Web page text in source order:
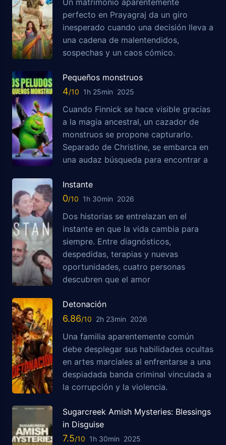
perfecto en Prayagraj da un giro
inesperado cuando una decisión lleva a
una cadena de malentendidos,
sospechas y un caos cómico.
Pequeños monstruos
4 1h 25min 2025
Cuando Finnick se hace visible gracias
a la magia ancestral, un cazador de
monstruos se propone capturarlo.
Separado de Christine, se embarca en
una audaz búsqueda para encontrar a
Instante
0 1h 30min 2026
Dos historias se entrelazan en el
instante en que la vida cambia para
siempre. Entre diagnósticos,
despedidas, terapias y nuevas
oportunidades, cuatro personas
descubren que el amor
Detonación
6.86 2h 23min 2026
Una familia aparentemente común
debe desplegar sus habilidades ocultas
en artes marciales al enfrentarse a una
despiadada banda criminal vinculada a
la corrupción y la violencia.
Sugarcreek Amish Mysteries: Blessings
in Disguise
7.5 1h 30min 2025